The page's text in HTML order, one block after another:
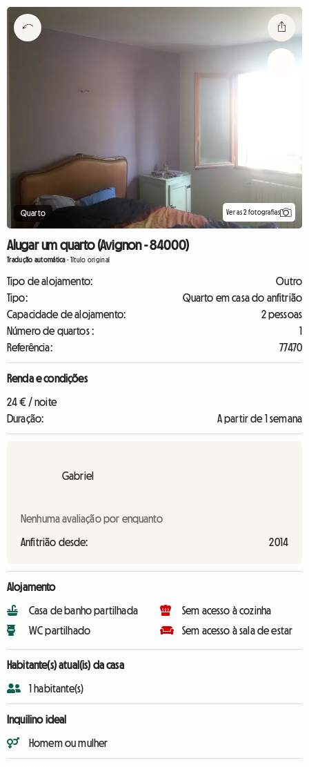
Quarto Ver as 2 fotografias
Alugar um quarto (Avignon - 84000)
Tradução automática-Título original
Tipo de alojamento:
Outro
Tipo:
Quarto em casa do anfitrião
Capacidade de alojamento:
2 pessoas
Número de quartos :
1
Referência:
77470
Renda e condições
24 € / noite
Duração:
A partir de 1 semana
Gabriel
Nenhuma avaliação por enquanto
Anfitrião desde: 2014
Alojamento
Casa de banho partilhada
WC partilhado
Sem acesso à cozinha
Sem acesso à sala de estar
Habitante(s) atual(is) da casa
1 habitante(s)
Inquilino ideal
Homem ou mulher